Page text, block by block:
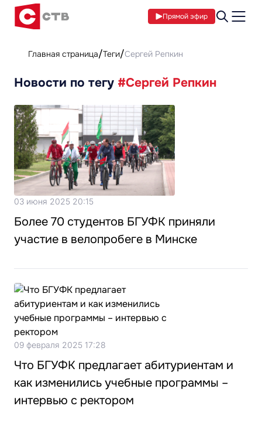
Прямой эфир
Главная страница Теги Сергей Репкин
Новости по тегу #Сергей Репкин
03 июня 2025 20:15
Более 70 студентов БГУФК приняли
участие в велопробеге в Минске
09 февраля 2025 17:28
Что БГУФК предлагает абитуриентам и
как изменились учебные программы –
интервью с ректором